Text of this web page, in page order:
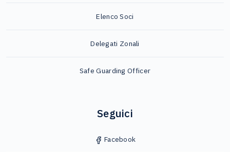
Elenco Soci
Delegati Zonali
Safe Guarding Officer
Seguici
Facebook